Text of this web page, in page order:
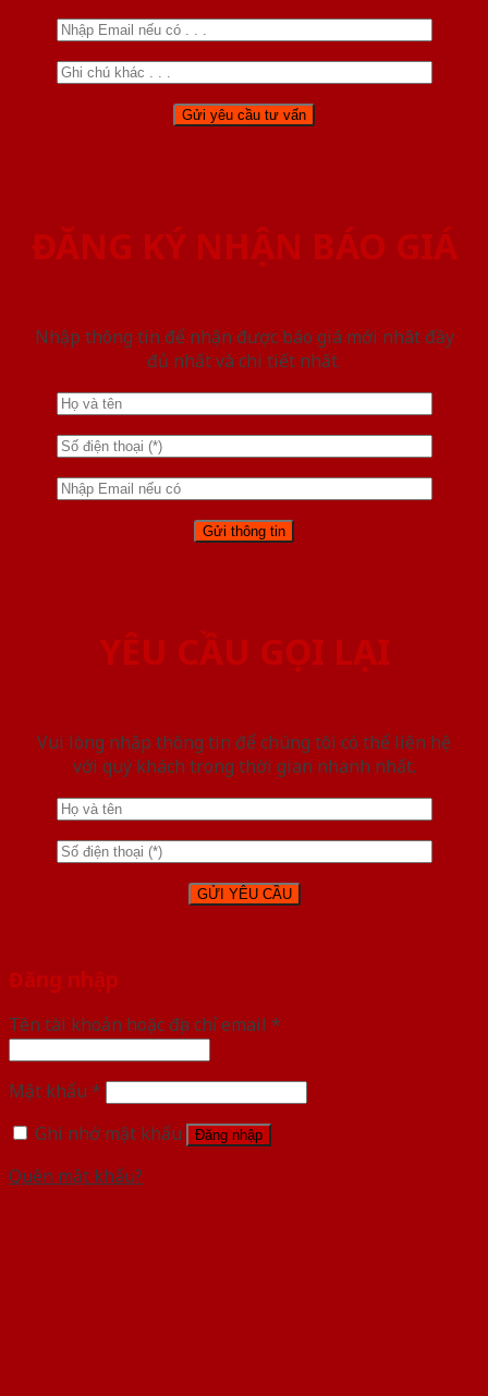
ĐĂNG KÝ NHẬN BÁO GIÁ
Nhập thông tin để nhận được báo giá mới nhât đầy
đủ nhất và chi tiết nhất.
YÊU CẦU GỌI LẠI
Vui lòng nhập thông tin để chúng tôi có thể liên hệ
với quý khách trong thời gian nhanh nhất.
Đăng nhập
Tên tài khoản hoặc địa chỉ email *
Mật khẩu *
Ghi nhớ mật khẩu
Đăng nhập
Quên mật khẩu?